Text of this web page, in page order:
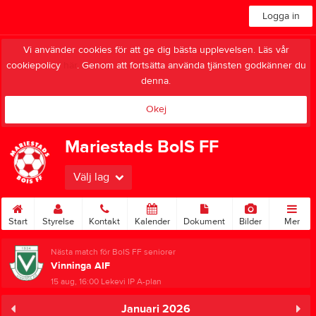
Logga in
Vi använder cookies för att ge dig bästa upplevelsen. Läs vår
cookiepolicy
. Genom att fortsätta använda tjänsten godkänner du
denna.
Okej
Mariestads BoIS FF
Välj lag
Start Styrelse Kontakt Kalender Dokument Bilder Mer
Nästa match för BoIS FF seniorer
Vinninga AIF
15 aug, 16:00 Lekevi IP A-plan
Januari 2026